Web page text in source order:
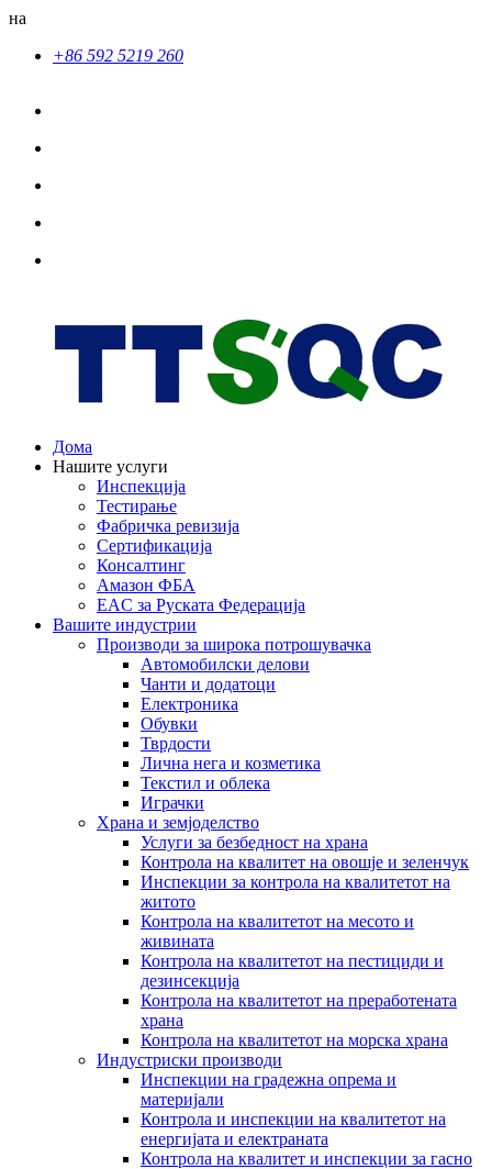
на
+86 592 5219 260
Дома
Нашите услуги
Инспекција
Тестирање
Фабричка ревизија
Сертификација
Консалтинг
Амазон ФБА
EAC за Руската Федерација
Вашите индустрии
Производи за широка потрошувачка
Автомобилски делови
Чанти и додатоци
Електроника
Обувки
Тврдости
Лична нега и козметика
Текстил и облека
Играчки
Храна и земјоделство
Услуги за безбедност на храна
Контрола на квалитет на овошје и зеленчук
Инспекции за контрола на квалитетот на
житото
Контрола на квалитетот на месото и
живината
Контрола на квалитетот на пестициди и
дезинсекција
Контрола на квалитетот на преработената
храна
Контрола на квалитетот на морска храна
Индустриски производи
Инспекции на градежна опрема и
материјали
Контрола и инспекции на квалитетот на
енергијата и електраната
Контрола на квалитет и инспекции за гасно